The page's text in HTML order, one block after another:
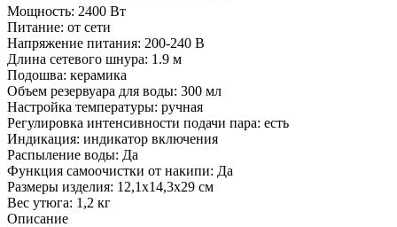
Мощность: 2400 Вт
Питание: от сети
Напряжение питания: 200-240 В
Длина сетевого шнура: 1.9 м
Подошва: керамика
Объем резервуара для воды: 300 мл
Настройка температуры: ручная
Регулировка интенсивности подачи пара: есть
Индикация: индикатор включения
Распыление воды: Да
Функция самоочистки от накипи: Да
Размеры изделия: 12,1x14,3x29 см
Вес утюга: 1,2 кг
Описание